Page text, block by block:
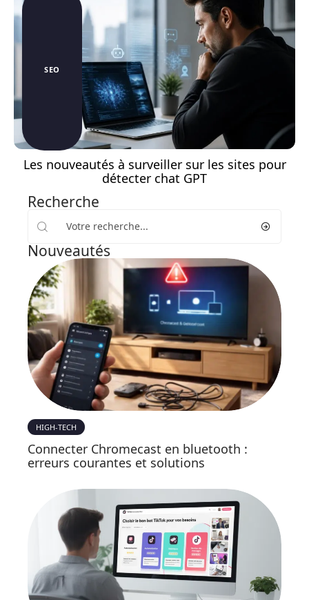
SEO
Les nouveautés à surveiller sur les sites pour
détecter chat GPT
Recherche
Nouveautés
HIGH-TECH
Connecter Chromecast en bluetooth :
erreurs courantes et solutions